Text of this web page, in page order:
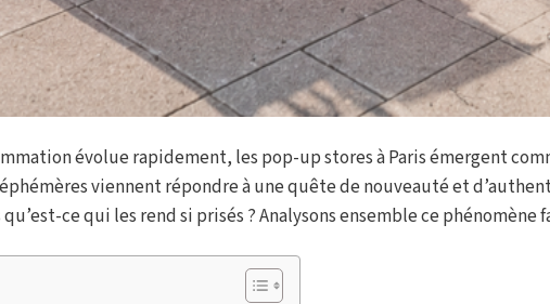
évolue rapidement, les pop-up stores à Paris émergent
viennent répondre à une quête de nouveauté et
qu’est-ce qui les rend si prisés ? Analysons ensemble ce